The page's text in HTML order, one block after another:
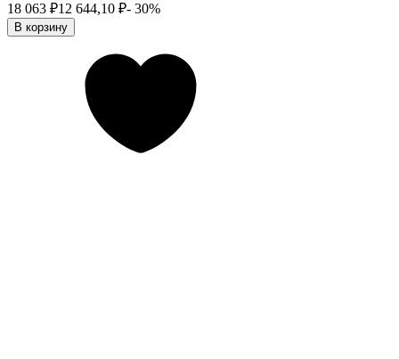
18 063 ₽12 644,10 ₽- 30%
В корзину